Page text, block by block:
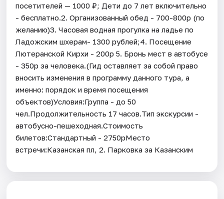
посетителей — 1000 ₽; Дети до 7 лет включительно
- бесплатно.2. Организованный обед - 700-800р (по
желанию)3. Часовая водная прогулка на ладье по
Ладожским шхерам- 1300 рублей;4. Посещение
Лютеранской Кирхи - 200р 5. Бронь мест в автобусе
- 350р за человека.(Гид оставляет за собой право
вносить изменения в программу данного тура, а
именно: порядок и время посещения
объектов)Условия:Группа - до 50
чел.Продолжительность 17 часов.Тип экскурсии -
автобусно-пешеходная.Стоимость
билетов:Стандартный - 2750рМесто
встречи:Казанская пл, 2. Парковка за Казанским